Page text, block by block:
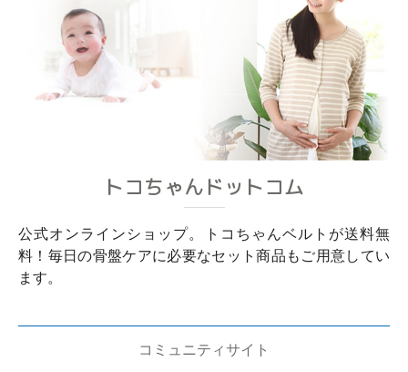
トコちゃんドットコム
公式オンラインショップ。トコちゃんベルトが送料無
料！毎日の骨盤ケアに必要なセット商品もご用意してい
ます。
コミュニティサイト